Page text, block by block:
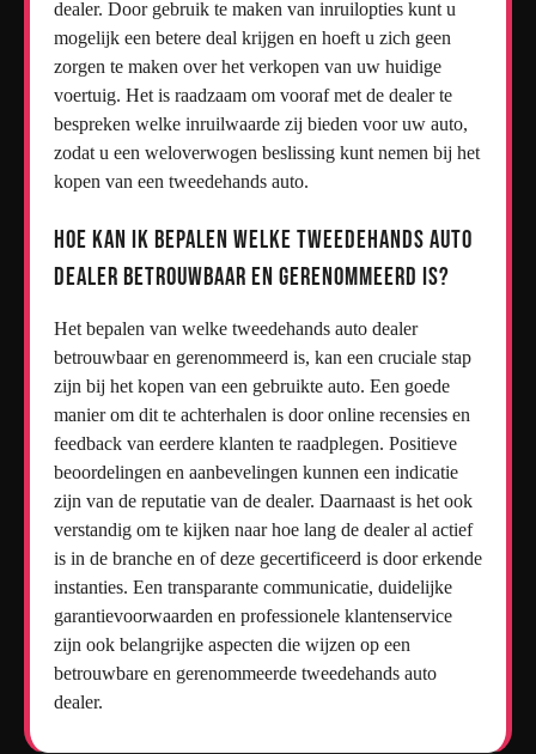
dealer. Door gebruik te maken van inruilopties kunt u
mogelijk een betere deal krijgen en hoeft u zich geen
zorgen te maken over het verkopen van uw huidige
voertuig. Het is raadzaam om vooraf met de dealer te
bespreken welke inruilwaarde zij bieden voor uw auto,
zodat u een weloverwogen beslissing kunt nemen bij het
kopen van een tweedehands auto.
Hoe kan ik bepalen welke tweedehands auto
dealer betrouwbaar en gerenommeerd is?
Het bepalen van welke tweedehands auto dealer
betrouwbaar en gerenommeerd is, kan een cruciale stap
zijn bij het kopen van een gebruikte auto. Een goede
manier om dit te achterhalen is door online recensies en
feedback van eerdere klanten te raadplegen. Positieve
beoordelingen en aanbevelingen kunnen een indicatie
zijn van de reputatie van de dealer. Daarnaast is het ook
verstandig om te kijken naar hoe lang de dealer al actief
is in de branche en of deze gecertificeerd is door erkende
instanties. Een transparante communicatie, duidelijke
garantievoorwaarden en professionele klantenservice
zijn ook belangrijke aspecten die wijzen op een
betrouwbare en gerenommeerde tweedehands auto
dealer.